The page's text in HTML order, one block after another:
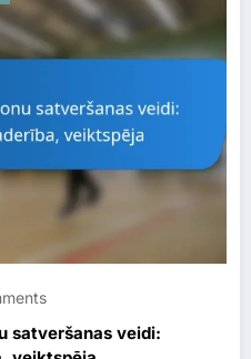
satveršanas veidi: